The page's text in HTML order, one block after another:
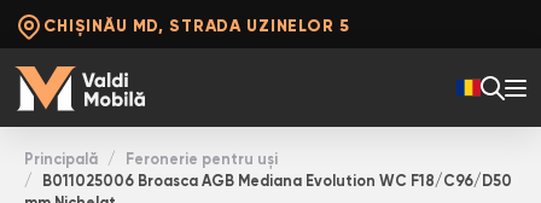
CHIȘINĂU MD, STRADA UZINELOR 5
Principală
Feronerie pentru uși
B011025006 Broasca AGB Mediana Evolution WC F18/C96/D50